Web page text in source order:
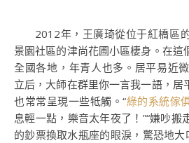
2012年，王廣琦從位于紅橋區
景園社區的津尚花圃小區棲身。在這
全國各地，年青人也多。居平易近
立后，大師在群里你一言我一語，居
也常常呈現一些牴觸。“綠的系統傢
息輕一點，樂音太年夜了！”“嫌吵搬
的鈔票換取水瓶座的眼淚，驚恐地大